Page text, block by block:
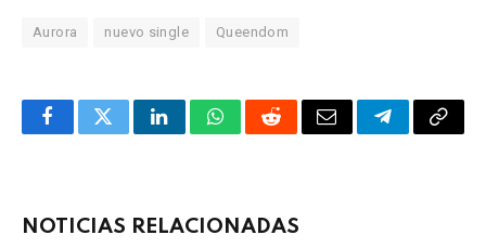
Aurora nuevo single Queendom
FacebookTwitterLinkedInWhatsAppRedditCorreoTelegrama
NOTICIAS RELACIONADAS